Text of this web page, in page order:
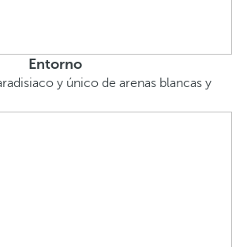
Entorno
y único de arenas blancas y